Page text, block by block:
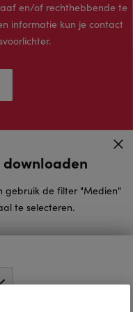
en/of rechthebbende te
informatie kun je contact
gebruik de filter "Medien"
te selecteren.